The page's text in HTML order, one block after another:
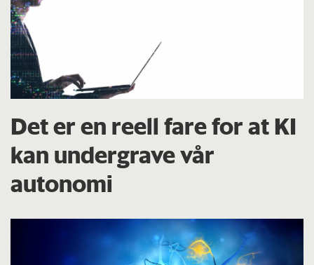
Det er en reell fare for at KI
kan undergrave vår
autonomi